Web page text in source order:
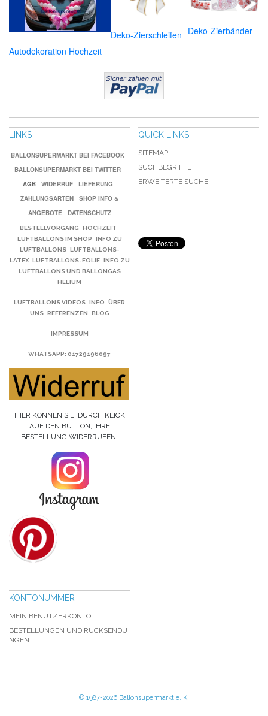
Autodekoration Hochzeit
Deko-Zierschleifen Deko-Zierbänder
LINKS
BALLONSUPERMARKT BEI FACEBOOK
BALLONSUPERMARKT BEI TWITTER
AGB
WIDERRUF
LIEFERUNG
ZAHLUNGSARTEN
SHOP INFO &
ANGEBOTE
DATENSCHUTZ
BESTELLVORGANG
HOCHZEIT
LUFTBALLONS IM SHOP
INFO ZU
LUFTBALLONS LUFTBALLONS-
LATEX LUFTBALLONS-FOLIE INFO ZU
LUFTBALLONS UND BALLONGAS
HELIUM
LUFTBALLONS VIDEOS INFO
ÜBER
UNS REFERENZEN BLOG
IMPRESSUM
WHATSAPP: 01729196097
HIER KÖNNEN SIE, DURCH KLICK
AUF DEN BUTTON, IHRE
BESTELLUNG WIDERRUFEN.
QUICK LINKS
SITEMAP
SUCHBEGRIFFE
ERWEITERTE SUCHE
KONTONUMMER
MEIN BENUTZERKONTO
BESTELLUNGEN UND RÜCKSENDU
NGEN
© 1987-2026 Ballonsupermarkt e. K.